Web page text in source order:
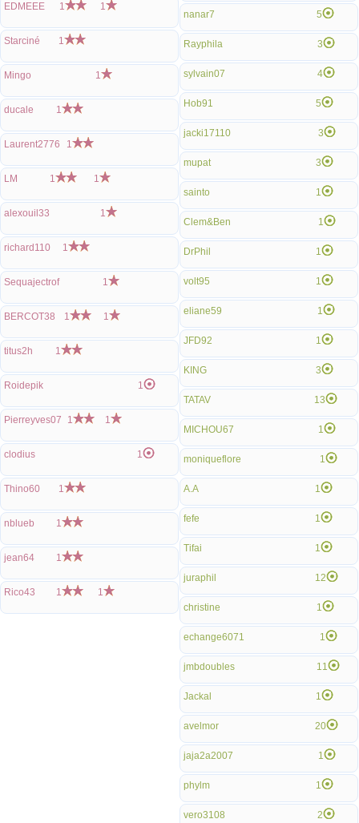
EDMEEE 1 1
Starciné 1
Mingo 1
ducale 1
Laurent2776 1
LM 1 1
alexouil33 1
richard110 1
Sequajectrof 1
BERCOT38 1 1
titus2h 1
Roidepik 1
Pierreyves07 1 1
clodius 1
Thino60 1
nblueb 1
jean64 1
Rico43 1 1
nanar7 5
Rayphila 3
sylvain07 4
Hob91 5
jacki17110 3
mupat 3
sainto 1
Clem&Ben 1
DrPhil 1
volt95 1
eliane59 1
JFD92 1
KING 3
TATAV 13
MICHOU67 1
moniqueflore 1
A.A 1
fefe 1
Tifai 1
juraphil 12
christine 1
echange6071 1
jmbdoubles 11
Jackal 1
avelmor 20
jaja2a2007 1
phylm 1
vero3108 2